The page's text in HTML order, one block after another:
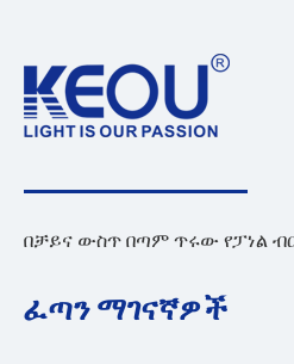
በቻይና ውስጥ በጣም ጥሩው የፓነል
ፈጣን ማገናኛዎች